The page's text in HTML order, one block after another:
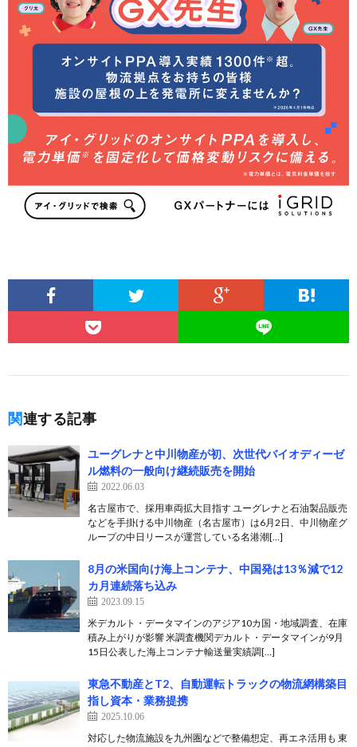
関連する記事
ユーグレナと中川物産が初、次世代バイオディーゼ
ル燃料の一般向け継続販売を開始
2022.06.03
名古屋市で、採用車両拡大目指す ユーグレナと石油製品販売
などを手掛ける中川物産（名古屋市）は6月2日、中川物産グ
ループの中日リースが運営している名港潮[…]
8月の米国向け海上コンテナ、中国発は13％減で12
カ月連続落ち込み
2023.09.15
米デカルト・データマインのアジア10カ国・地域調査、在庫
積み上がりが影響 米調査機関デカルト・データマインが9月
15日公表した海上コンテナ輸送量実績調[…]
東急不動産とT2、自動運転トラックの物流網構築目
指し資本・業務提携
2025.10.06
対応した物流施設を九州圏などで整備想定、再エネ活用も 東